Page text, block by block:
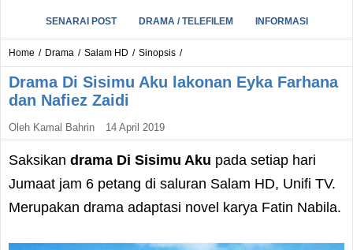
SENARAI POST DRAMA / TELEFILEM INFORMASI
Home / Drama / Salam HD / Sinopsis /
Drama Di Sisimu Aku lakonan Eyka Farhana
dan Nafiez Zaidi
Oleh Kamal Bahrin 14 April 2019
Saksikan drama Di Sisimu Aku pada setiap hari
Jumaat jam 6 petang di saluran Salam HD, Unifi TV.
Merupakan drama adaptasi novel karya Fatin Nabila.